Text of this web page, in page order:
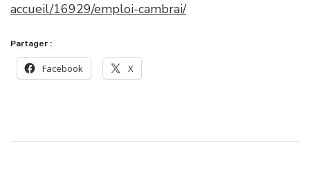
accueil/16929/emploi-cambrai/
Partager :
Facebook X